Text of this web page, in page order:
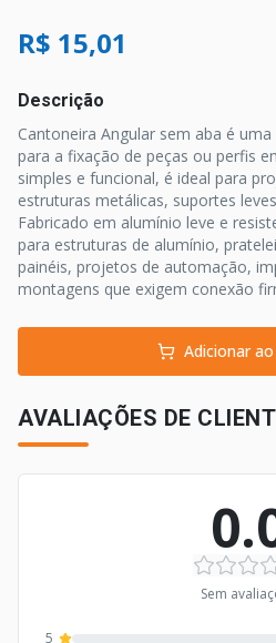
R$ 15,01
Descrição
Cantoneira Angular sem aba é
para a fixação de peças ou perfis
simples e funcional, é ideal para
estruturas metálicas, suportes
Fabricado em alumínio leve e
para estruturas de alumínio,
painéis, projetos de automação,
montagens que exigem conexão
Adicionar
AVALIAÇÕES DE
Sem
5